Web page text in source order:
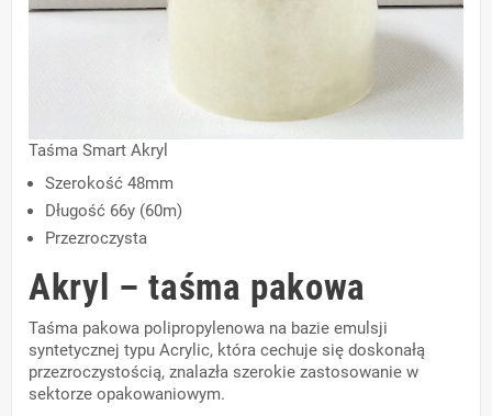
Taśma Smart Akryl
Szerokość 48mm
Długość 66y (60m)
Przezroczysta
Akryl – taśma pakowa
Taśma pakowa polipropylenowa na bazie emulsji
syntetycznej typu Acrylic, która cechuje się doskonałą
przezroczystością, znalazła szerokie zastosowanie w
sektorze opakowaniowym.